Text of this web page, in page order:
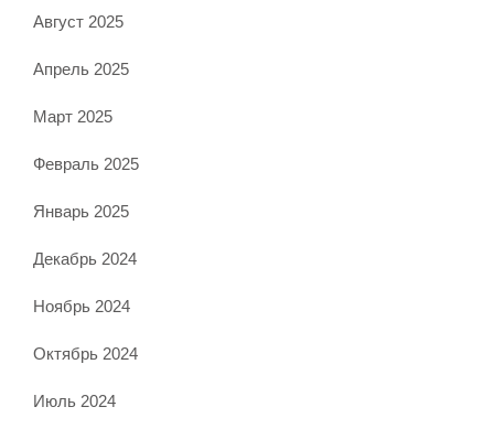
Август 2025
Апрель 2025
Март 2025
Февраль 2025
Январь 2025
Декабрь 2024
Ноябрь 2024
Октябрь 2024
Июль 2024